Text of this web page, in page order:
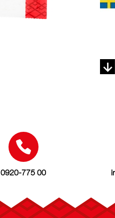
0920-775 00